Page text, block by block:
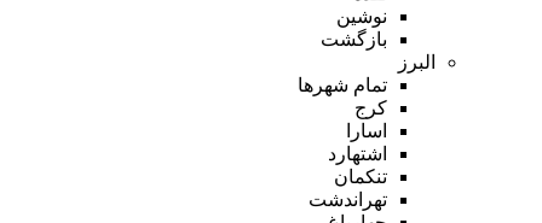
نوشین
بازگشت
البرز
تمام شهر‌ها
کرج
اسارا
اشتهارد
تنکمان
تهراندشت